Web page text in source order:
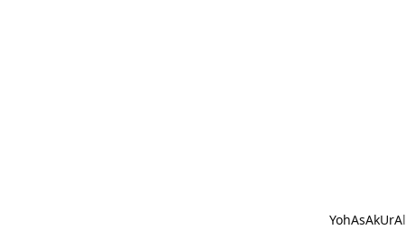
YohAsAkUrA